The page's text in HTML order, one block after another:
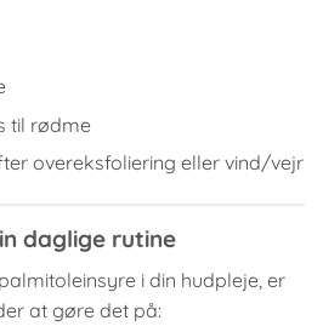
til rødme
overeksfoliering eller vind/vejr
daglige rutine
i din hudpleje, er
at gøre det på: